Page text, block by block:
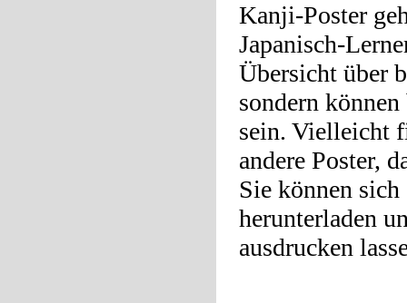
Kanji-Poster
Japanisch-
Übersicht über
sondern
sein. Vielleicht
andere Poster,
Sie können
herunterladen
ausdrucken